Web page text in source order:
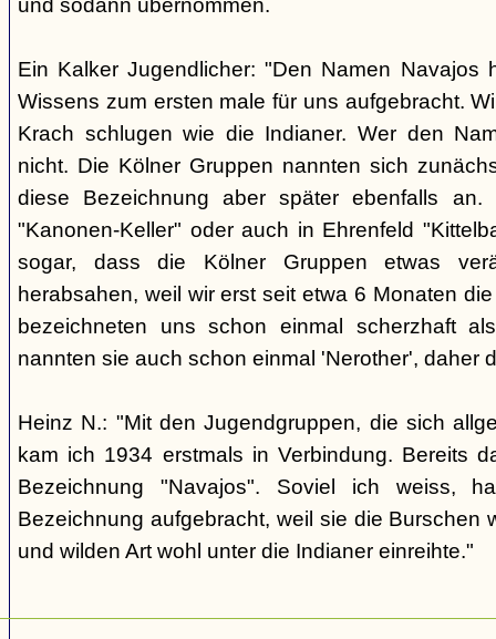
und sodann übernommen.
Ein Kalker Jugendlicher: "Den Namen Navajos
Wissens zum ersten male für uns aufgebracht.
Krach schlugen wie die Indianer. Wer den
nicht. Die Kölner Gruppen nannten sich
diese Bezeichnung aber später ebenfalls
"Kanonen-Keller" oder auch in Ehrenfeld
sogar, dass die Kölner Gruppen etwas
herabsahen, weil wir erst seit etwa 6 Monaten
bezeichneten uns schon einmal scherzhaft
nannten sie auch schon einmal 'Nerother', daher
Heinz N.: "Mit den Jugendgruppen, die sich
kam ich 1934 erstmals in Verbindung. Bereits
Bezeichnung "Navajos". Soviel ich weiss,
Bezeichnung aufgebracht, weil sie die Burschen
und wilden Art wohl unter die Indianer einreihte."